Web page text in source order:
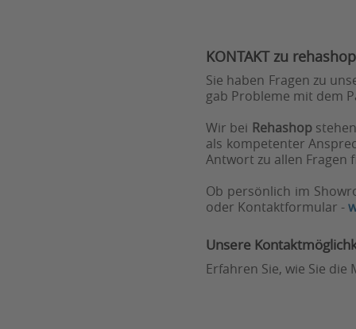
KONTAKT zu rehashop
Sie haben Fragen zu
gab Probleme mit dem
Wir bei Rehashop
als kompetenter
Antwort zu allen Fragen
Ob persönlich im
oder Kontaktformular -
Unsere
Erfahren Sie, wie Sie